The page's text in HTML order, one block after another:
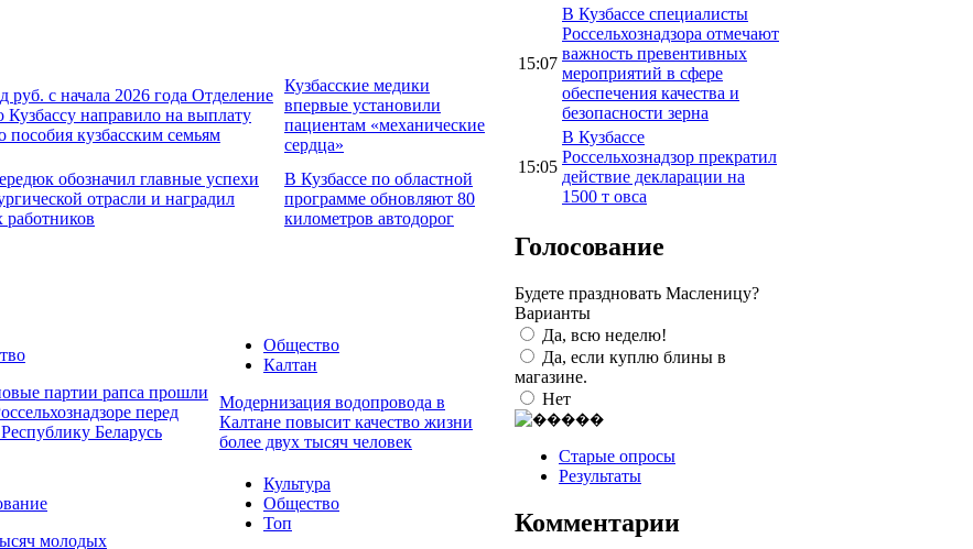
руб. с начала 2026 года Отделение
направило на выплату
пособия кузбасским семьям
Кузбасские медики
впервые установили
пациентам «механические
сердца»
обозначил главные успехи
отрасли и наградил
В Кузбассе по областной
программе обновляют 80
километров автодорог
партии рапса прошли
перед
Беларусь
Общество
Калтан
Модернизация водопровода в
Калтане повысит качество жизни
более двух тысяч человек
молодых
Культура
Общество
Топ
15:07
В Кузбассе специалисты
Россельхознадзора отмечают
важность превентивных
мероприятий в сфере
обеспечения качества и
безопасности зерна
15:05
В Кузбассе
Россельхознадзор прекратил
действие декларации на
1500 т овса
Голосование
Будете праздновать Масленицу?
Варианты
Да, всю неделю!
Да, если куплю блины в
магазине.
Нет
Старые опросы
Результаты
Комментарии